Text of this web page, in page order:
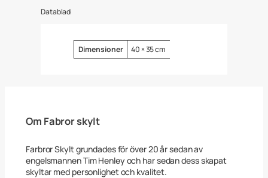
o
g
Datablad
Attribut Värde
Dimensioner 40 × 35 cm
Om Fabror skylt
Farbror Skylt grundades för över 20 år sedan av
engelsmannen Tim Henley och har sedan dess skapat
skyltar med personlighet och kvalitet.